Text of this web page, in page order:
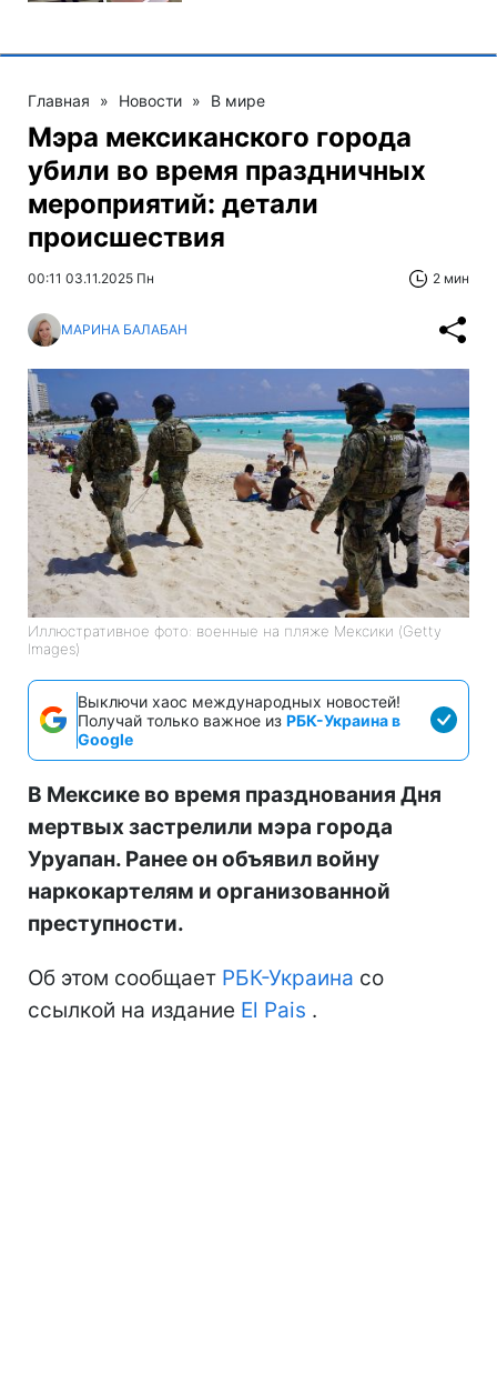
Главная » Новости » В мире
Мэра мексиканского города
убили во время праздничных
мероприятий: детали
происшествия
00:11 03.11.2025 Пн 2 мин
МАРИНА БАЛАБАН
Иллюстративное фото: военные на пляже Мексики (Getty
Images)
Выключи хаос международных новостей!
Получай только важное из РБК-Украина в
Google
В Мексике во время празднования Дня
мертвых застрелили мэра города
Уруапан. Ранее он объявил войну
наркокартелям и организованной
преступности.
Об этом сообщает РБК-Украина со
ссылкой на издание El Pais .